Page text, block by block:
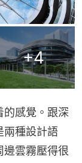
+4
的感覺。跟深
兩種設計語
邊雲霧壓得很